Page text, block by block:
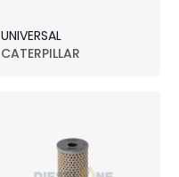
UNIVERSAL
CATERPILLAR